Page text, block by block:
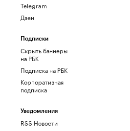
Telegram
Дзен
Подписки
Скрыть баннеры
на РБК
Подписка на РБК
Корпоративная
подписка
Уведомления
RSS Новости